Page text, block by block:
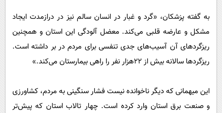
به گفته پزشکان، «گرد و غبار در انسان سالم نیز در درازمدت ایجاد
مشکل و عارضه قلبی می‌کند. معضل آلودگی این استان و همچنین
ریزگردهای آن آسیب‌های جدی تنفسی برای مردم در بر داشته است.
ریزگرد‌ها سالانه بیش از ٢٢‌‌هزار نفر را راهی بیمارستان می‌کند.»
این میهمانی که دیگر ناخوانده نیست فشار سنگینی به مردم، کشاورزی
و صنعت برق استان وارد کرده است. چهار تالاب استان که پیش‌تر